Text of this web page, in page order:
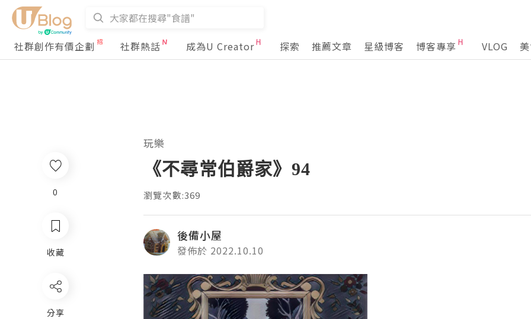
社群創作有價企劃
社群熱話 成為U Creator 探索 推薦文章 星級博客 博客專享 VLOG
玩樂
《不尋常伯爵家》94
瀏覽次數:369
後備小屋
發佈於 2022.10.10
0
收藏
分享